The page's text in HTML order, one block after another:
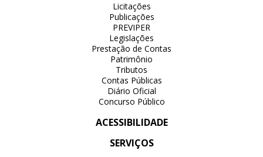
Licitações
Publicações
PREVIPER
Legislações
Prestação de Contas
Patrimônio
Tributos
Contas Públicas
Diário Oficial
Concurso Público
ACESSIBILIDADE
SERVIÇOS